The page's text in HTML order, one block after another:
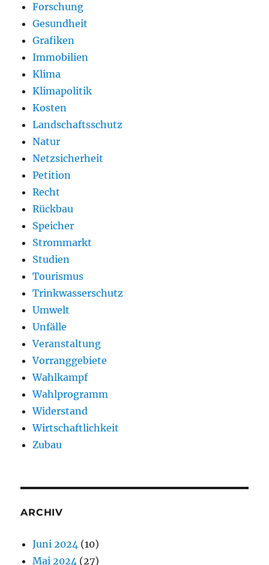
Forschung
Gesundheit
Grafiken
Immobilien
Klima
Klimapolitik
Kosten
Landschaftsschutz
Natur
Netzsicherheit
Petition
Recht
Rückbau
Speicher
Strommarkt
Studien
Tourismus
Trinkwasserschutz
Umwelt
Unfälle
Veranstaltung
Vorranggebiete
Wahlkampf
Wahlprogramm
Widerstand
Wirtschaftlichkeit
Zubau
ARCHIV
Juni 2024 (10)
Mai 2024 (27)